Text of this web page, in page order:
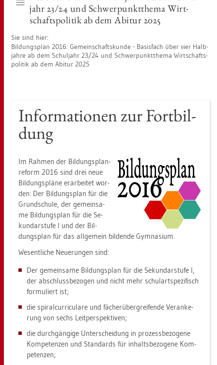
jahr 23/24 und Schwer­punkt­the­ma Wirt­
schafts­po­li­tik ab dem Ab­itur 2025
Sie sind hier:
Bil­dungs­plan 2016: Ge­mein­schafts­kun­de - Ba­sis­fach über vier Halb­
jah­re ab dem Schul­jahr 23/24 und Schwer­punkt­the­ma Wirt­schafts­
po­li­tik ab dem Ab­itur 2025
In­for­ma­tio­nen zur Fort­bil­
dung
Im Rah­men der Bil­dungs­plan­
re­form 2016 sind drei neue
Bil­dungs­plä­ne er­ar­bei­tet wor­
den: Der Bil­dungs­plan für die
Grund­schu­le, der ge­mein­sa­
me Bil­dungs­plan für die Se­
kun­dar­stu­fe I und der Bil­
dungs­plan für das all­ge­mein bil­den­de Gym­na­si­um.
We­sent­li­che Neue­run­gen sind:
Der ge­mein­sa­me Bil­dungs­plan für die Se­kun­dar­stu­fe I,
der ab­schluss­be­zo­gen und nicht mehr schul­art­spe­zi­fisch
for­mu­liert ist;
die spi­ral­cur­ri­cu­la­re und fä­cher­über­grei­fen­de Ver­an­ke­
rung von sechs Leit­per­spek­ti­ven;
die durch­gän­gi­ge Un­ter­schei­dung in pro­zess­be­zo­ge­ne
Kom­pe­ten­zen und Stan­dards für in­halts­be­zo­ge­ne Kom­
pe­ten­zen;